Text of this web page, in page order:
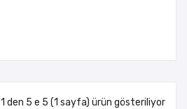
1 den 5 e 5 (1 sayfa) ürün gösteriliyor